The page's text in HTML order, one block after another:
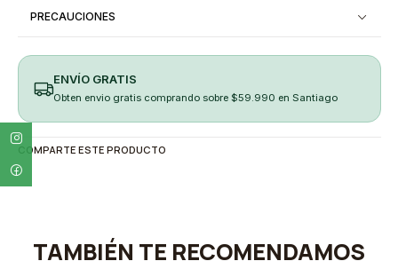
PRECAUCIONES
ENVÍO GRATIS
Obten envio gratis comprando sobre $59.990 en Santiago
COMPARTE ESTE PRODUCTO
TAMBIÉN TE RECOMENDAMOS